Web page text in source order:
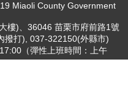
Miaoli County Government
樓)、36046 苗栗市府前路1號
撥打), 037-322150(外縣市)
（彈性上班時間：上午